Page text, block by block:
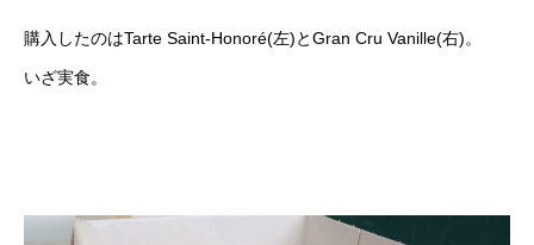
購入したのはTarte Saint-Honoré(左)とGran Cru Vanille(右)。
いざ実食。